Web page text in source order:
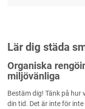
Lär dig städa
Organiska
miljövänliga
Bestäm dig! Tänk på hur
din tid. Det är inte för